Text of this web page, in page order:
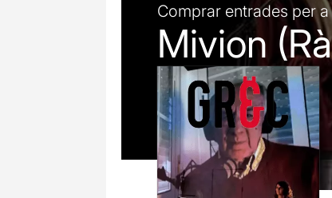
Comprar entrades per a
Mivion